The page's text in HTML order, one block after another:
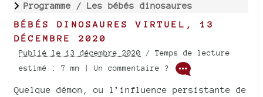
Programme / Les bébés dinosaures
BÉBÉS DINOSAURES VIRTUEL, 13
DÉCEMBRE 2020
Publié le 13 décembre 2020 / Temps de lecture
estimé : 7 mn | Un commentaire ?
Quelque démon, ou l’influence persistante de